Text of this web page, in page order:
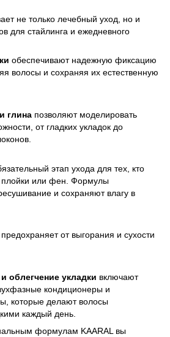
не только лечебный уход, но и
для стайлинга и ежедневного
обеспечивают надежную фиксацию
волосы и сохраняя их естественную
глина позволяют моделировать
от гладких укладок до
этап ухода для тех, кто
плойки или фен. Формулы
и сохраняют влагу в
предохраняет от выгорания и сухости
облегчение укладки включают
кондиционеры и
которые делают волосы
каждый день.
формулам KAARAL вы